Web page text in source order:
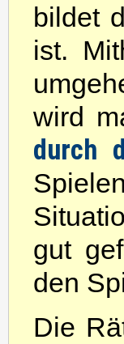
bildet
ist.
wird
durch
gut
den
Die